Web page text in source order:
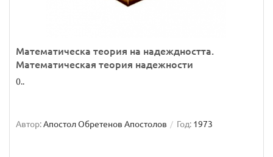
Математическа теория на надеждността.
Математическая теория надежности
0..
Автор:Апостол Обретенов Апостолов Год: 1973